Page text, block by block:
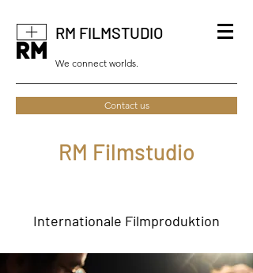
RM FILMSTUDIO
We connect worlds.
Contact us
RM Filmstudio
Internationale Filmproduktion